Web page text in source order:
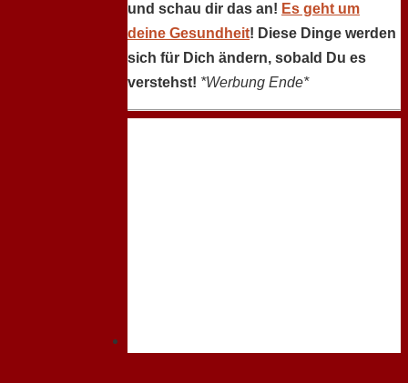
und schau dir das an! Es geht um
deine Gesundheit! Diese Dinge werden
sich für Dich ändern, sobald Du es
verstehst! *Werbung Ende*